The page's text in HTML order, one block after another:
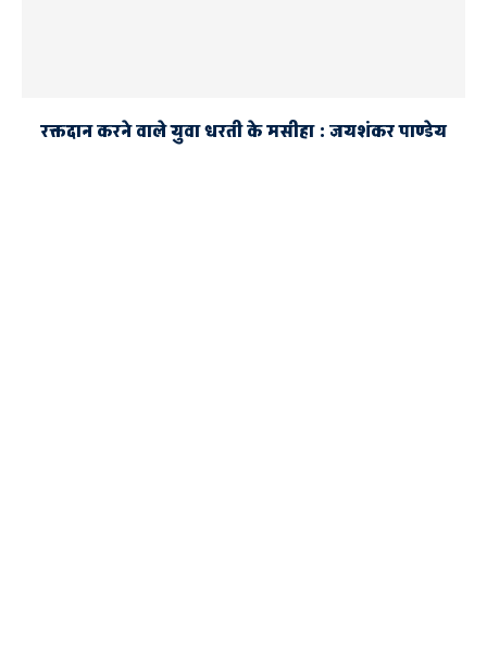
रक्तदान करने वाले युवा धरती के मसीहा : जयशंकर पाण्डेय